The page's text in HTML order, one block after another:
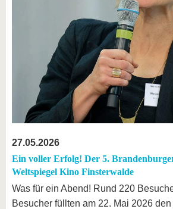
27.05.2026
Ein voller Erfolg! Der 5.
Weltspiegel Kino Finsterwalde
Was für ein Abend! Rund 220
Besucher füllten am 22. Mai 2026